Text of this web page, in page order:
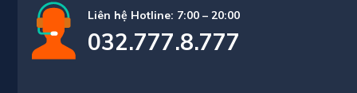
Liên hệ Hotline: 7:00 – 20:00
032.777.8.777